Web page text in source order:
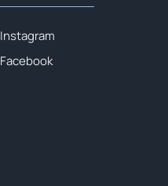
Instagram
Facebook